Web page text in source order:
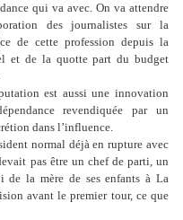
qui va avec. On va attendre
des journalistes sur la
de cette profession depuis la
et de la quotte part du budget
est aussi une innovation
revendiquée par un
dans l’influence.
normal déjà en rupture avec
pas être un chef de parti, un
de la mère de ses enfants à La
avant le premier tour, ce que